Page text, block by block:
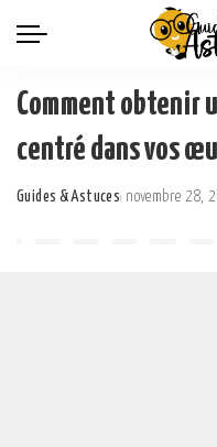
Comment obtenir
centré dans vos
Guides & Astuces novembre 28,